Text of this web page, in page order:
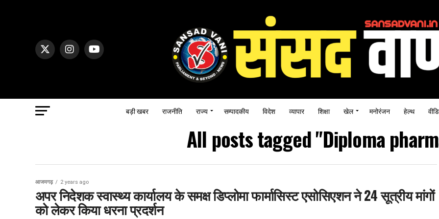
बड़ी खबर राजनीति राज्य सम्पादकीय विदेश व्यापार शिक्षा खेल मनोरंजन हेल्थ
All posts tagged "Diploma
आजमगढ़ 2 years ago
अपर निदेशक स्वास्थ्य कार्यालय के समक्ष डिप्लोमा फार्मासिस्ट एसोसिएशन ने 24 सूत्रीय मांगों
को लेकर किया धरना प्रदर्शन